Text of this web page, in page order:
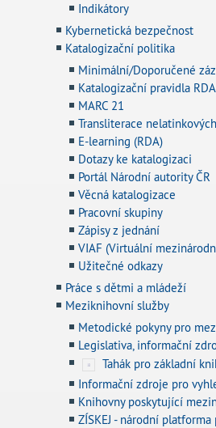
Indikátory
Kybernetická bezpečnost
Katalogizační politika
Minimální/Doporučené
Katalogizační pravidla
MARC 21
Transliterace
E-learning (RDA)
Dotazy ke katalogizaci
Portál Národní autority ČR
Věcná katalogizace
Pracovní skupiny
Zápisy z jednání
VIAF (Virtuální
Užitečné odkazy
Práce s dětmi a mládeží
Meziknihovní služby
Metodické pokyny pro
Legislativa, informační
Tahák pro základní
Informační zdroje pro
Knihovny poskytující
ZÍSKEJ - národní